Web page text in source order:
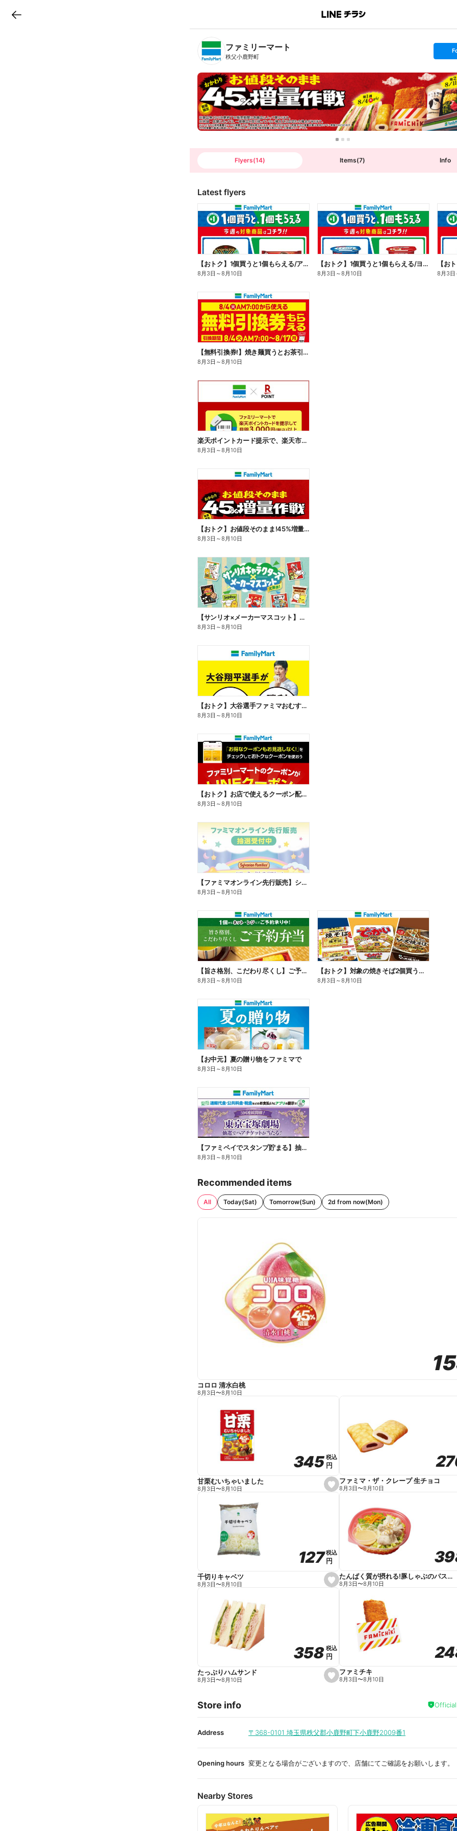
B
n
T
ファミリーマート
秩父小鹿野町
s
t
o
l
l
o
w
Flyers(14) Items(7) Info
Latest flyers
【おトク】1個買うと1個もらえる/アイス
8月3日 ～8月10日
【おトク】1個買うと1個もらえる/ヨーグルト
8月3日 ～8月10日
【お
8月3日
【無料引換券!】焼き麺買うとお茶引換券貰える!
8月3日 ～8月10日
楽天ポイントカード提示で、楽天市場でのお買い物がおトクに!
8月3日 ～8月10日
【おトク】お値段そのまま!45%増量作戦!
8月3日 ～8月10日
【サンリオ×メーカーマスコット】オリジナルグッズ貰える!
8月3日 ～8月10日
【おトク】大谷選手ファミマおむすび割
8月3日 ～8月10日
【おトク】お店で使えるクーポン配信中
8月3日 ～8月10日
【ファミマオンライン先行販売】シルバニアファミリー
8月3日 ～8月10日
【旨さ格別、こだわり尽くし】ご予約弁当
8月3日 ～8月10日
【おトク】対象の焼きそば2個買うと100円引き!
8月3日 ～8月10日
【お中元】夏の贈り物をファミマで
8月3日 ～8月10日
【ファミペイでスタンプ貯まる】抽選でペアチケットが当たる!
8月3日 ～8月10日
Recommended items
All Today(Sat) Tomorrow(Sun) 2d from now(Mon)
コロロ 清水白桃
8月3日〜8月10日
s
e
e
345
345税込
税込
円
円
甘栗むいちゃいました
8月3日〜8月10日
ファミマ・ザ・クレープ 生チョコ
8月3日〜8月10日
s
e
e
127
127税込
税込
円
円
千切りキャベツ
8月3日〜8月10日
たんぱく質が摂れる!豚しゃぶのパスタサラダ
8月3日〜8月10日
s
e
i
t
358
358税込
税込
円
円
たっぷりハムサンド
8月3日〜8月10日
ファミチキ
8月3日〜8月10日
Store info
Address 〒368-0101 埼玉県秩父郡小鹿野町下小鹿野2009番1
Opening hours 変更となる場合がございますので、店舗にてご確認をお願いします。
Nearby Stores